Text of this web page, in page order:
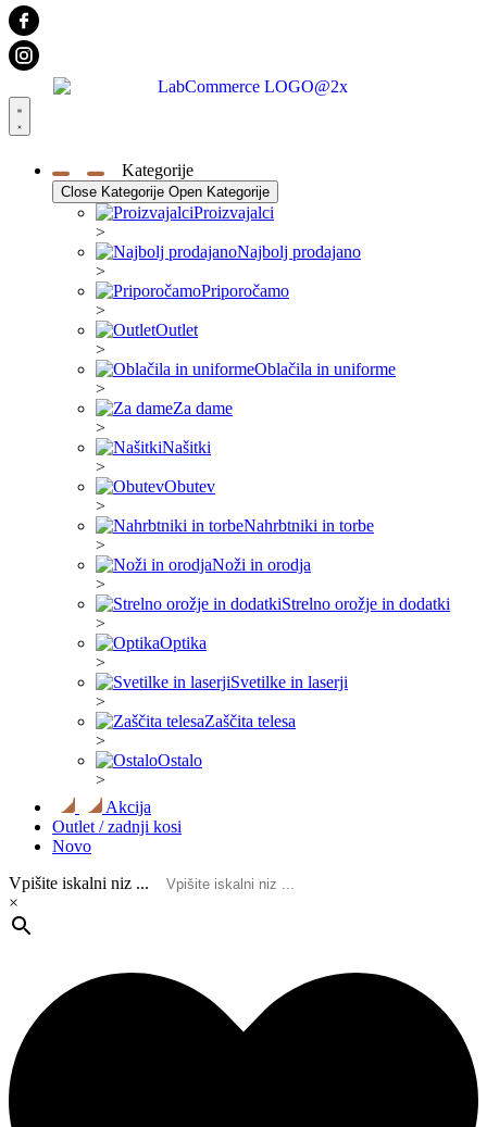
Kategorije
Close Kategorije Open Kategorije
Proizvajalci
>
Najbolj prodajano
>
Priporočamo
>
Outlet
>
Oblačila in uniforme
>
Za dame
>
Našitki
>
Obutev
>
Nahrbtniki in torbe
>
Noži in orodja
>
Strelno orožje in dodatki
>
Optika
>
Svetilke in laserji
>
Zaščita telesa
>
Ostalo
>
Akcija
Outlet / zadnji kosi
Novo
Vpišite iskalni niz ...
×